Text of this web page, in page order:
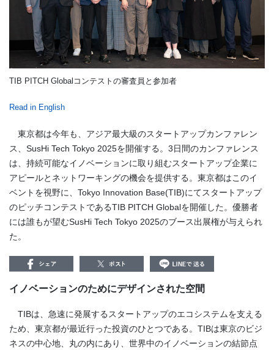
TIB PITCH Globalコンテストの審査員と参加者
Read in English
東京都は今年も、アジア最大級のスタートアップカンファレン
ス、SusHi Tech Tokyo 2025を開催する。3日間のカンファレンス
は、持続可能なイノベーションに取り組むスタートアップ企業に
アピールとネットワーキングの機会を提供する。東京都はこのイ
ベントを視野に、Tokyo Innovation Base(TIB)にてスタートアップ
のピッチコンテストであるTIB PITCH Globalを開催した。優勝者
には誰もが望むSusHi Tech Tokyo 2025のブース出展権が与えられ
た。
イノベーションのためにデザインされた空間
TIBは、急速に発展するスタートアップのエコシステムを支える
ため、東京都が最近行った投資のひとつである。TIBは東京のビジ
ネスの中心地、丸の内にあり、世界中のイノベーションの結節点